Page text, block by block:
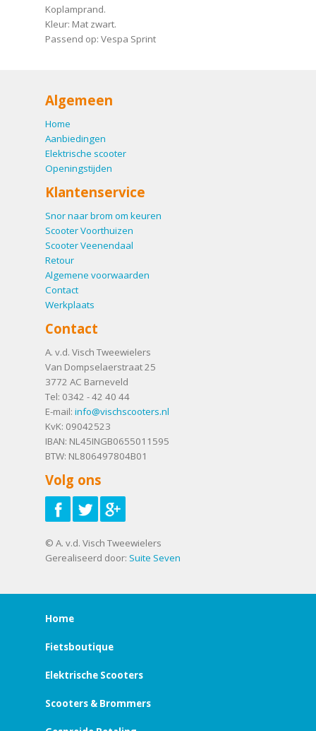
Koplamprand.
Kleur: Mat zwart.
Passend op: Vespa Sprint
Algemeen
Home
Aanbiedingen
Elektrische scooter
Openingstijden
Klantenservice
Snor naar brom om keuren
Scooter Voorthuizen
Scooter Veenendaal
Retour
Algemene voorwaarden
Contact
Werkplaats
Contact
A. v.d. Visch Tweewielers
Van Dompselaerstraat 25
3772 AC Barneveld
Tel: 0342 - 42 40 44
E-mail: info@vischscooters.nl
KvK: 09042523
IBAN: NL45INGB0655011595
BTW: NL806497804B01
Volg ons
© A. v.d. Visch Tweewielers
Gerealiseerd door: Suite Seven
Home
Fietsboutique
Elektrische Scooters
Scooters & Brommers